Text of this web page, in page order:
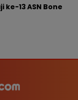
ke-13 ASN Bone